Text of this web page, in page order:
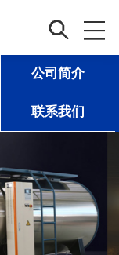
公司简介
联系我们